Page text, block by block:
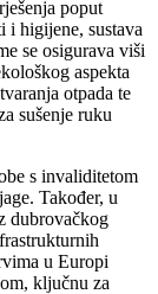
poput
i higijene, sustava
se osigurava viši
aspekta
otpada te
sušenje ruku
s invaliditetom
Također, u
dubrovačkog
u Europi
ključnu za